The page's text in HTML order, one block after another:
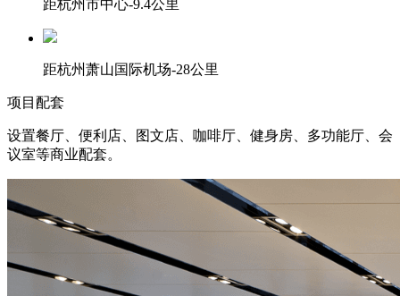
距杭州市中心-9.4公里
距杭州萧山国际机场-28公里
项目配套
设置餐厅、便利店、图文店、咖啡厅、健身房、多功能厅、会
议室等商业配套。